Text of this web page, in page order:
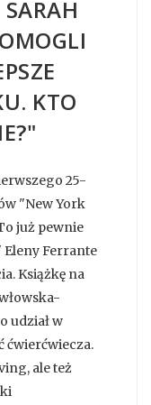
KTO
25-
"New York
już pewnie
Eleny Ferrante
Książkę na
udział w
ćwierćwiecza.
ale też